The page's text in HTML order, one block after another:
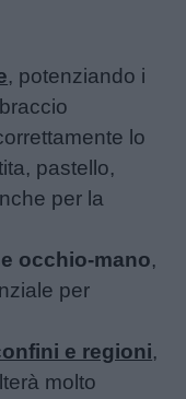
, potenziando i
lo
pastello,
per la
occhio-mano,
per
e regioni,
molto